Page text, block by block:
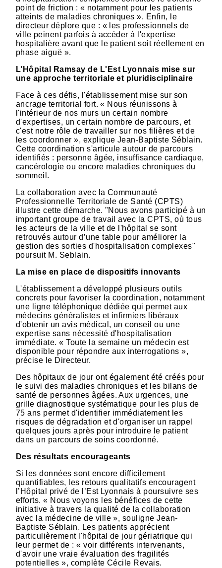
point de friction : « notamment pour les patients
atteints de maladies chroniques ». Enfin, le
directeur déplore que : « les professionnels de
ville peinent parfois à accéder à l'expertise
hospitalière avant que le patient soit réellement en
phase aiguë ».
L’Hôpital Ramsay de L'Est Lyonnais mise sur
une approche territoriale et pluridisciplinaire
Face à ces défis, l'établissement mise sur son
ancrage territorial fort. « Nous réunissons à
l'intérieur de nos murs un certain nombre
d'expertises, un certain nombre de parcours, et
c'est notre rôle de travailler sur nos filières et de
les coordonner », explique Jean-Baptiste Séblain.
Cette coordination s'articule autour de parcours
identifiés : personne âgée, insuffisance cardiaque,
cancérologie ou encore maladies chroniques du
sommeil.
La collaboration avec la Communauté
Professionnelle Territoriale de Santé (CPTS)
illustre cette démarche. "Nous avons participé à un
important groupe de travail avec la CPTS, où tous
les acteurs de la ville et de l'hôpital se sont
retrouvés autour d’une table pour améliorer la
gestion des sorties d'hospitalisation complexes"
poursuit M. Seblain.
La mise en place de dispositifs innovants
L'établissement a développé plusieurs outils
concrets pour favoriser la coordination, notamment
une ligne téléphonique dédiée qui permet aux
médecins généralistes et infirmiers libéraux
d'obtenir un avis médical, un conseil ou une
expertise sans nécessité d'hospitalisation
immédiate. « Toute la semaine un médecin est
disponible pour répondre aux interrogations »,
précise le Directeur.
Des hôpitaux de jour ont également été créés pour
le suivi des maladies chroniques et les bilans de
santé de personnes âgées. Aux urgences, une
grille diagnostique systématique pour les plus de
75 ans permet d'identifier immédiatement les
risques de dégradation et d'organiser un rappel
quelques jours après pour introduire le patient
dans un parcours de soins coordonné.
Des résultats encourageants
Si les données sont encore difficilement
quantifiables, les retours qualitatifs encouragent
l’Hôpital privé de l’Est Lyonnais à poursuivre ses
efforts. « Nous voyons les bénéfices de cette
initiative à travers la qualité de la collaboration
avec la médecine de ville », souligne Jean-
Baptiste Séblain. Les patients apprécient
particulièrement l'hôpital de jour gériatrique qui
leur permet de : « voir différents intervenants,
d'avoir une vraie évaluation des fragilités
potentielles », complète Cécile Revais.